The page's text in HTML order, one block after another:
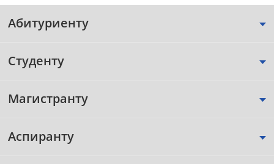
Абитуриенту
Студенту
Магистранту
Аспиранту